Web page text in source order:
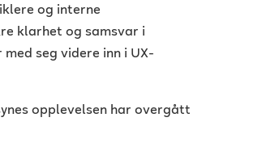
og interne
klarhet og samsvar i
seg videre inn i UX-
opplevelsen har overgått